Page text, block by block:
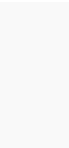
Det kan